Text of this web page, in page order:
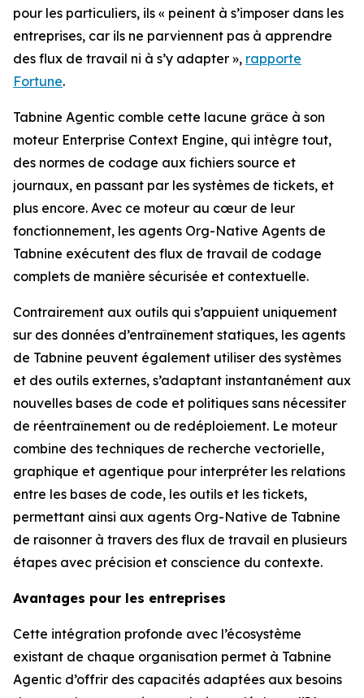
pour les particuliers, ils « peinent à s’imposer dans les
entreprises, car ils ne parviennent pas à apprendre
des flux de travail ni à s’y adapter », rapporte
Fortune.
Tabnine Agentic comble cette lacune grâce à son
moteur Enterprise Context Engine, qui intègre tout,
des normes de codage aux fichiers source et
journaux, en passant par les systèmes de tickets, et
plus encore. Avec ce moteur au cœur de leur
fonctionnement, les agents Org-Native Agents de
Tabnine exécutent des flux de travail de codage
complets de manière sécurisée et contextuelle.
Contrairement aux outils qui s’appuient uniquement
sur des données d’entraînement statiques, les agents
de Tabnine peuvent également utiliser des systèmes
et des outils externes, s’adaptant instantanément aux
nouvelles bases de code et politiques sans nécessiter
de réentraînement ou de redéploiement. Le moteur
combine des techniques de recherche vectorielle,
graphique et agentique pour interpréter les relations
entre les bases de code, les outils et les tickets,
permettant ainsi aux agents Org-Native de Tabnine
de raisonner à travers des flux de travail en plusieurs
étapes avec précision et conscience du contexte.
Avantages pour les entreprises
Cette intégration profonde avec l’écosystème
existant de chaque organisation permet à Tabnine
Agentic d’offrir des capacités adaptées aux besoins